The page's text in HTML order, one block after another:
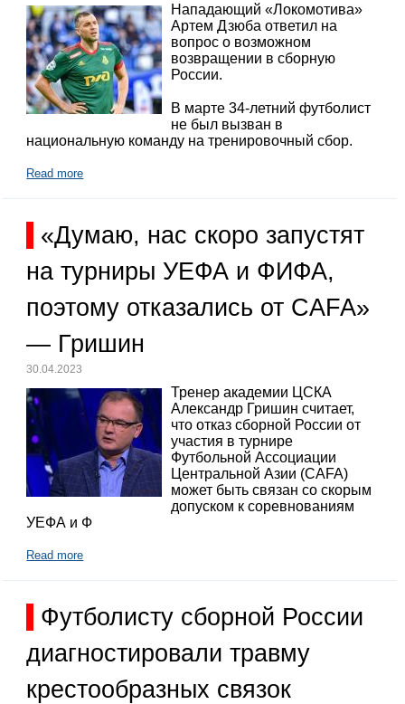
Нападающий «Локомотива»
Артем Дзюба ответил на
вопрос о возможном
возвращении в сборную
России.
В марте 34-летний футболист
не был вызван в
национальную команду на тренировочный сбор.
Read more
«Думаю, нас скоро запустят
на турниры УЕФА и ФИФА,
поэтому отказались от CAFA»
— Гришин
30.04.2023
Тренер академии ЦСКА
Александр Гришин считает,
что отказ сборной России от
участия в турнире
Футбольной Ассоциации
Центральной Азии (CAFA)
может быть связан со скорым
допуском к соревнованиям
УЕФА и Ф
Read more
Футболисту сборной России
диагностировали травму
крестообразных связок